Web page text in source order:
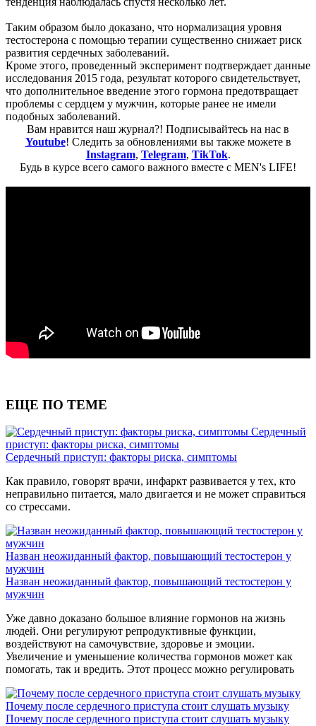
Таким образом было доказано, что нормализация уровня
тестостерона с помощью терапии существенно снижает риск
развития сердечных заболеваний.
Кроме этого, проведенный эксперимент подтверждает данные
исследования 2015 года, результат которого свидетельствует,
что дополнительное введение этого гормона предотвращает
проблемы с сердцем у мужчин, которые ранее не имели
подобных заболеваний.
Вам нравится наш журнал?! Подписывайтесь на нас в
Youtube! Следить за обновлениями вы также можете в
Instagram, Telegram, TikTok.
Будь в курсе всего самого важного вместе с MEN's LIFE!
ЕЩЕ ПО ТЕМЕ
Сердечный
приступ: факторы риска, симптомы
Сердечный приступ: факторы риска, симптомы
Как правило, говорят врачи, инфаркт развивается у тех, кто
неправильно питается, мало двигается и не может справиться
со стрессами.
Назван неожиданный фактор, повышающий тестостерон у
мужчин
Назван неожиданный фактор, повышающий тестостерон у
мужчин
Уже давно доказано большое влияние гормонов на жизнь
людей. Они регулируют репродуктивные функции,
воздействуют на самочувствие, здоровье и эмоции.
Увеличение и уменьшение количества гормонов может как
помогать, так и вредить. Этот процесс можно регулировать
Почему после сердечного приступа стоит слушать музыку
Почему после сердечного приступа стоит слушать музыку